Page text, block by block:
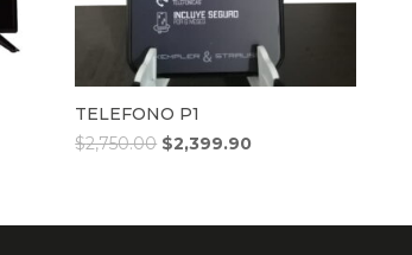
TELEFONO P1
$2,750.00 $2,399.90